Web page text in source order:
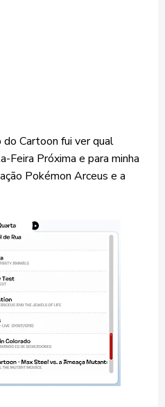
do Cartoon fui ver qual
Feira Próxima e para minha
Pokémon Arceus e a